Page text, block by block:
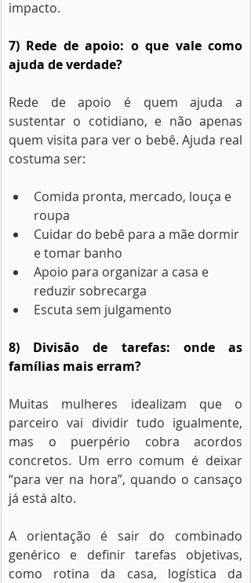
impacto.
7) Rede de apoio: o que vale como
ajuda de verdade?
Rede de apoio é quem ajuda a
sustentar o cotidiano, e não apenas
quem visita para ver o bebê. Ajuda real
costuma ser:
Comida pronta, mercado, louça e
roupa
Cuidar do bebê para a mãe dormir
e tomar banho
Apoio para organizar a casa e
reduzir sobrecarga
Escuta sem julgamento
8) Divisão de tarefas: onde as
famílias mais erram?
Muitas mulheres idealizam que o
parceiro vai dividir tudo igualmente,
mas o puerpério cobra acordos
concretos. Um erro comum é deixar
“para ver na hora”, quando o cansaço
já está alto.
A orientação é sair do combinado
genérico e definir tarefas objetivas,
como rotina da casa, logística da